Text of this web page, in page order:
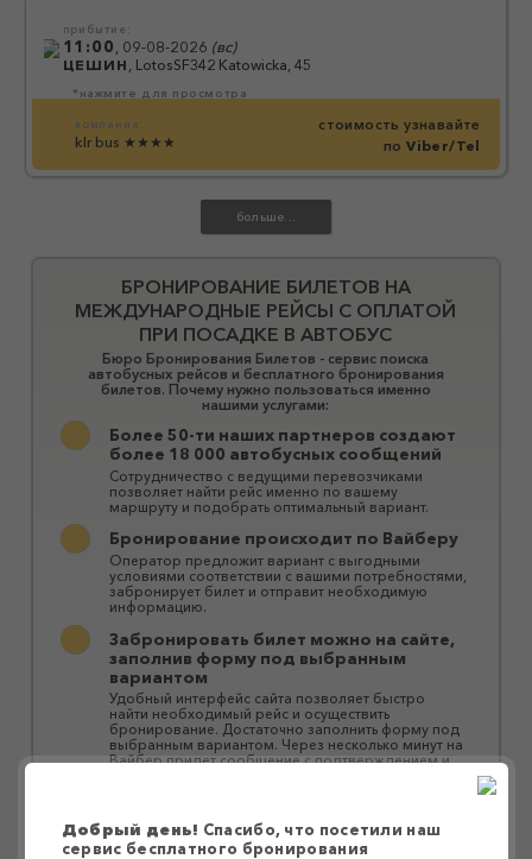
*нажмите для просмотра
прибытие:
11:00 09-08-2026 (вс)
ЦЕШИН LotosSF342 Katowicka, 45
компания:
klr bus ★★★★
стоимость узнавайте
поViber/Tel
БРОНИРОВАНИЕ БИЛЕТОВ НА
МЕЖДУНАРОДНЫЕ РЕЙСЫ С ОПЛАТОЙ
ПРИ ПОСАДКЕ В АВТОБУС
Бюро Бронирования Билетов - сервис поиска
автобусных рейсов и бесплатного бронирования
билетов. Почему нужно пользоваться именно
нашими услугами:
Более 50-ти наших партнеров создают
более 18 000 автобусных сообщений
Сотрудничество с ведущими перевозчиками
позволяет найти рейс именно по вашему
маршруту и ​​подобрать оптимальный вариант.
Бронирование происходит по Вайберу
Оператор предложит вариант с выгодными
условиями соответствии с вашими потребностями,
забронирует билет и отправит необходимую
информацию.
Забронировать билет можно на сайте,
заполнив форму под выбранным
вариантом
Удобный интерфейс сайта позволяет быстро
найти необходимый рейс и осуществить
бронирование. Достаточно заполнить форму под
выбранным вариантом. Через несколько минут на
Вайбер придет сообщение с подтверждением и
автобус
Оплатить билет можно водителю при посадке в
Добрый день! Спасибо, что посетили наш
сервис бесплатного бронирования